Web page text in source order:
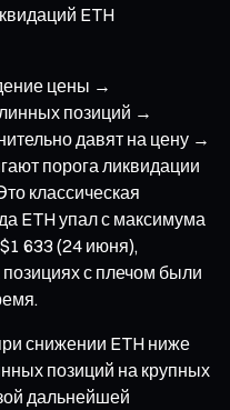
ETH
цены →
позиций →
давят на цену →
порога ликвидации
классическая
ETH упал с максимума
633 (24 июня),
с плечом были
снижении ETH ниже
позиций на крупных
дальнейшей